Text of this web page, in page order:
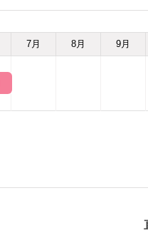
7月 8月 9月